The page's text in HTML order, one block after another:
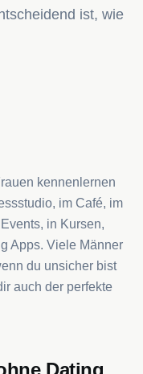
ist, wie
kennenlernen
im Café, im
in Kursen,
Apps. Viele Männer
du unsicher bist
auch der perfekte
Dating